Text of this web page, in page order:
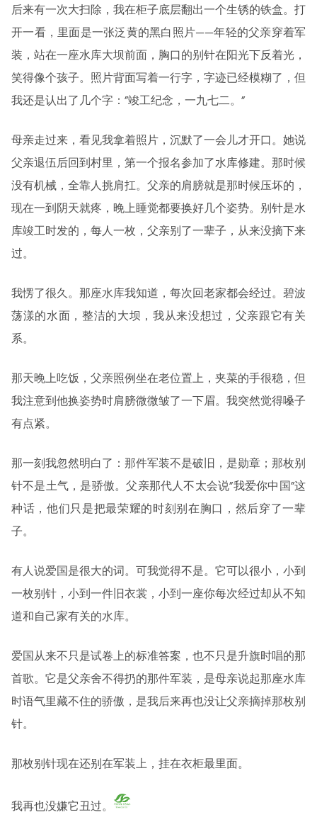
后来有一次大扫除，我在柜子底层翻出一个生锈的铁盒。打
开一看，里面是一张泛黄的黑白照片——年轻的父亲穿着军
装，站在一座水库大坝前面，胸口的别针在阳光下反着光，
笑得像个孩子。照片背面写着一行字，字迹已经模糊了，但
我还是认出了几个字：”竣工纪念，一九七二。”
母亲走过来，看见我拿着照片，沉默了一会儿才开口。她说
父亲退伍后回到村里，第一个报名参加了水库修建。那时候
没有机械，全靠人挑肩扛。父亲的肩膀就是那时候压坏的，
现在一到阴天就疼，晚上睡觉都要换好几个姿势。别针是水
库竣工时发的，每人一枚，父亲别了一辈子，从来没摘下来
过。
我愣了很久。那座水库我知道，每次回老家都会经过。碧波
荡漾的水面，整洁的大坝，我从来没想过，父亲跟它有关
系。
那天晚上吃饭，父亲照例坐在老位置上，夹菜的手很稳，但
我注意到他换姿势时肩膀微微皱了一下眉。我突然觉得嗓子
有点紧。
那一刻我忽然明白了：那件军装不是破旧，是勋章；那枚别
针不是土气，是骄傲。父亲那代人不太会说”我爱你中国”这
种话，他们只是把最荣耀的时刻别在胸口，然后穿了一辈
子。
有人说爱国是很大的词。可我觉得不是。它可以很小，小到
一枚别针，小到一件旧衣裳，小到一座你每次经过却从不知
道和自己家有关的水库。
爱国从来不只是试卷上的标准答案，也不只是升旗时唱的那
首歌。它是父亲舍不得扔的那件军装，是母亲说起那座水库
时语气里藏不住的骄傲，是我后来再也没让父亲摘掉那枚别
针。
那枚别针现在还别在军装上，挂在衣柜最里面。
我再也没嫌它丑过。